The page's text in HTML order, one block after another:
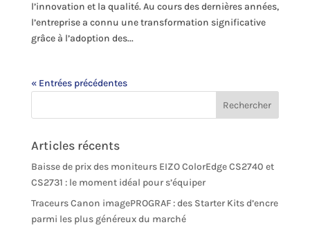
l’innovation et la qualité. Au cours des dernières années,
l’entreprise a connu une transformation significative
grâce à l’adoption des...
« Entrées précédentes
Articles récents
Baisse de prix des moniteurs EIZO ColorEdge CS2740 et
CS2731 : le moment idéal pour s’équiper
Traceurs Canon imagePROGRAF : des Starter Kits d’encre
parmi les plus généreux du marché